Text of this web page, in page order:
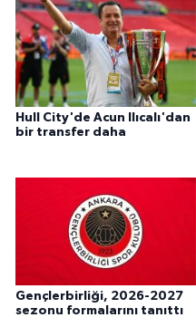
Hull City'de Acun Ilıcalı'dan
bir transfer daha
Gençlerbirliği, 2026-2027
sezonu formalarını tanıttı